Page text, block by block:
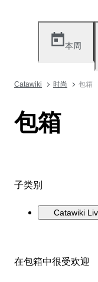
本周
Catawiki 时尚 包箱
包箱
子类别
Catawiki
在包箱中很受欢迎